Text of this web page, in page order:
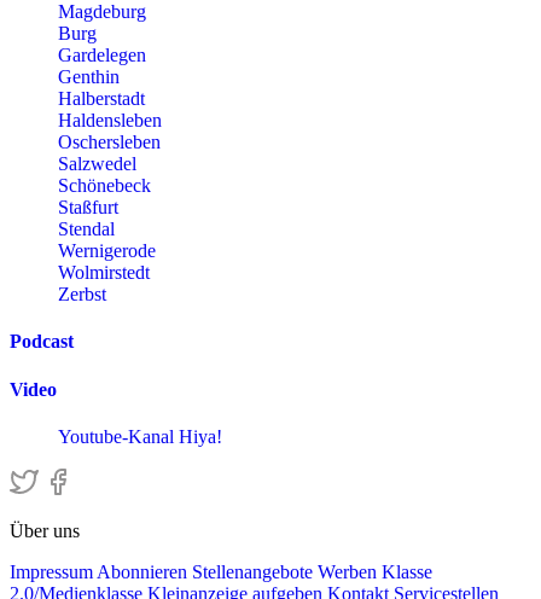
Magdeburg
Burg
Gardelegen
Genthin
Halberstadt
Haldensleben
Oschersleben
Salzwedel
Schönebeck
Staßfurt
Stendal
Wernigerode
Wolmirstedt
Zerbst
Podcast
Video
Youtube-Kanal Hiya!
Über uns
Impressum Abonnieren Stellenangebote Werben Klasse
2.0/Medienklasse Kleinanzeige aufgeben Kontakt Servicestellen